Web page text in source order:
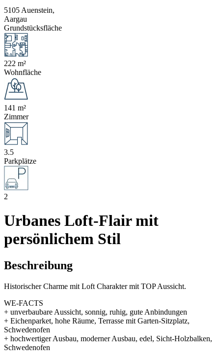
5105 Auenstein,
Aargau
Grundstücksfläche
222 m²
Wohnfläche
141 m²
Zimmer
3.5
Parkplätze
2
Urbanes Loft-Flair mit
persönlichem Stil
Beschreibung
Historischer Charme mit Loft Charakter mit TOP Aussicht.
WE-FACTS
+ unverbaubare Aussicht, sonnig, ruhig, gute Anbindungen
+ Eichenparket, hohe Räume, Terrasse mit Garten-Sitzplatz,
Schwedenofen
+ hochwertiger Ausbau, moderner Ausbau, edel, Sicht-Holzbalken,
Schwedenofen